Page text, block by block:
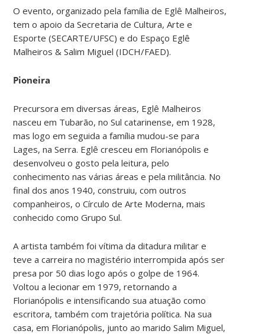
O evento, organizado pela família de Eglê Malheiros,
tem o apoio da Secretaria de Cultura, Arte e
Esporte (SECARTE/UFSC) e do Espaço Eglê
Malheiros & Salim Miguel (IDCH/FAED).
Pioneira
Precursora em diversas áreas, Eglê Malheiros
nasceu em Tubarão, no Sul catarinense, em 1928,
mas logo em seguida a família mudou-se para
Lages, na Serra. Eglê cresceu em Florianópolis e
desenvolveu o gosto pela leitura, pelo
conhecimento nas várias áreas e pela militância. No
final dos anos 1940, construiu, com outros
companheiros, o Círculo de Arte Moderna, mais
conhecido como Grupo Sul.
A artista também foi vítima da ditadura militar e
teve a carreira no magistério interrompida após ser
presa por 50 dias logo após o golpe de 1964.
Voltou a lecionar em 1979, retornando a
Florianópolis e intensificando sua atuação como
escritora, também com trajetória política. Na sua
casa, em Florianópolis, junto ao marido Salim Miguel,